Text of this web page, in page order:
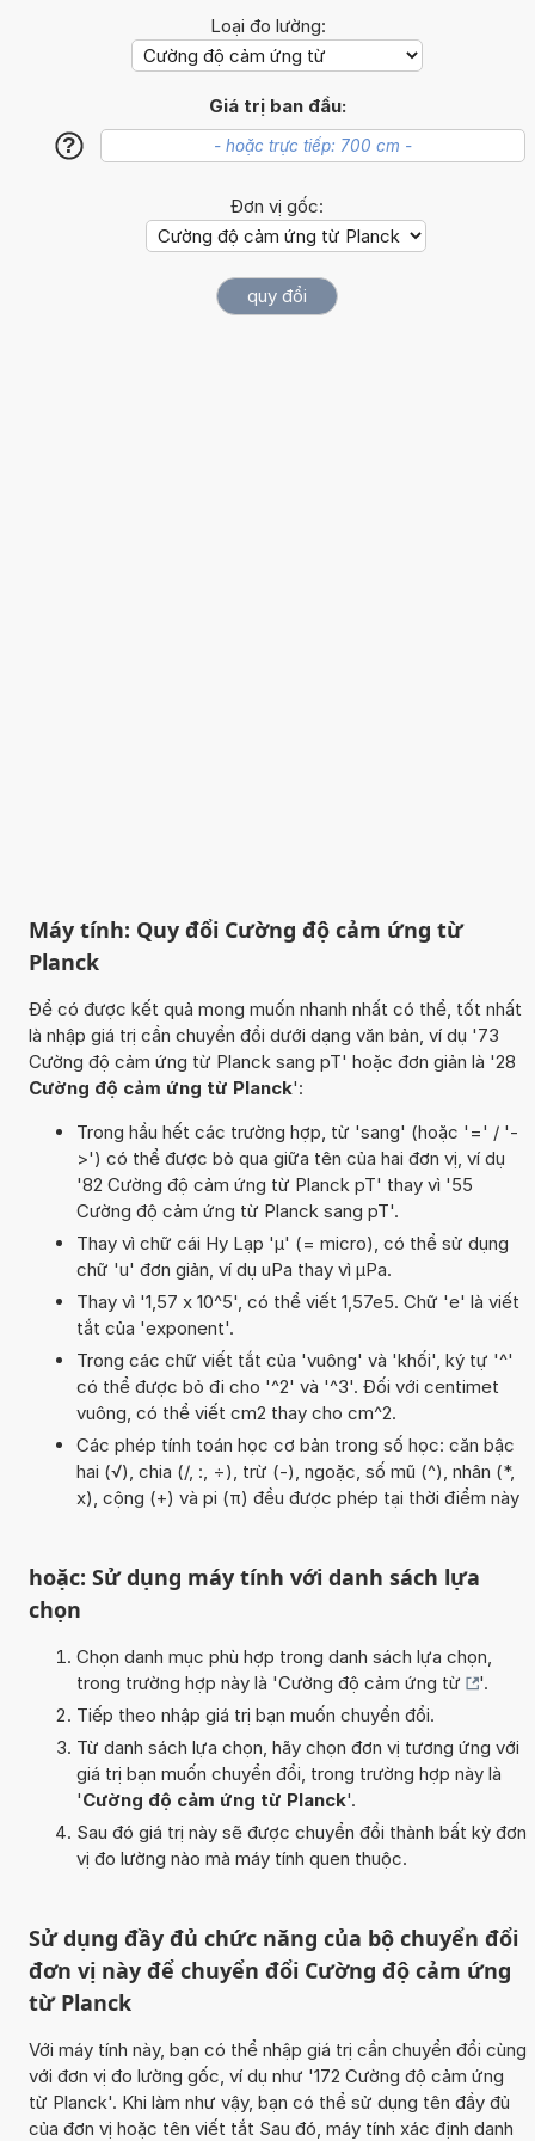
Loại đo lường:
Giá trị ban đầu:
?
Đơn vị gốc:
Máy tính: Quy đổi Cường độ cảm ứng từ
Planck
Để có được kết quả mong muốn nhanh nhất có thể, tốt nhất
là nhập giá trị cần chuyển đổi dưới dạng văn bản, ví dụ '73
Cường độ cảm ứng từ Planck sang pT' hoặc đơn giản là '28
Cường độ cảm ứng từ Planck':
Trong hầu hết các trường hợp, từ 'sang' (hoặc '=' / '-
>') có thể được bỏ qua giữa tên của hai đơn vị, ví dụ
'82 Cường độ cảm ứng từ Planck pT' thay vì '55
Cường độ cảm ứng từ Planck sang pT'.
Thay vì chữ cái Hy Lạp 'µ' (= micro), có thể sử dụng
chữ 'u' đơn giản, ví dụ uPa thay vì µPa.
Thay vì '1,57 x 10^5', có thể viết 1,57e5. Chữ 'e' là viết
tắt của 'exponent'.
Trong các chữ viết tắt của 'vuông' và 'khối', ký tự '^'
có thể được bỏ đi cho '^2' và '^3'. Đối với centimet
vuông, có thể viết cm2 thay cho cm^2.
Các phép tính toán học cơ bản trong số học: căn bậc
hai (√), chia (/, :, ÷), trừ (-), ngoặc, số mũ (^), nhân (*,
x), cộng (+) và pi (π) đều được phép tại thời điểm này
hoặc: Sử dụng máy tính với danh sách lựa
chọn
Chọn danh mục phù hợp trong danh sách lựa chọn,
trong trường hợp này là 'Cường độ cảm ứng từ
'.
Tiếp theo nhập giá trị bạn muốn chuyển đổi.
Từ danh sách lựa chọn, hãy chọn đơn vị tương ứng với
giá trị bạn muốn chuyển đổi, trong trường hợp này là
'Cường độ cảm ứng từ Planck'.
Sau đó giá trị này sẽ được chuyển đổi thành bất kỳ đơn
vị đo lường nào mà máy tính quen thuộc.
Sử dụng đầy đủ chức năng của bộ chuyển đổi
đơn vị này để chuyển đổi Cường độ cảm ứng
từ Planck
Với máy tính này, bạn có thể nhập giá trị cần chuyển đổi cùng
với đơn vị đo lường gốc, ví dụ như '172 Cường độ cảm ứng
từ Planck'. Khi làm như vậy, bạn có thể sử dụng tên đầy đủ
của đơn vị hoặc tên viết tắt Sau đó, máy tính xác định danh